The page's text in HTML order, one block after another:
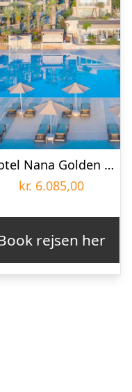
Hotel Nana Golden Beach
kr. 6.085,00
rejsen her